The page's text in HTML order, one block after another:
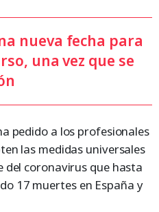
nueva fecha para
una vez que se
pedido a los profesionales
las medidas universales
del coronavirus que hasta
17 muertes en España y